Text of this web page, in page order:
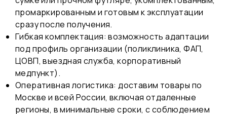
промаркированным и готовым к эксплуатации
сразу после получения.
Гибкая комплектация: возможность адаптации
под профиль организации (поликлиника, ФАП,
ЦОВП, выездная служба, корпоративный
медпункт).
Оперативная логистика: доставим товары по
Москве и всей России, включая отдаленные
регионы, в минимальные сроки, с соблюдением